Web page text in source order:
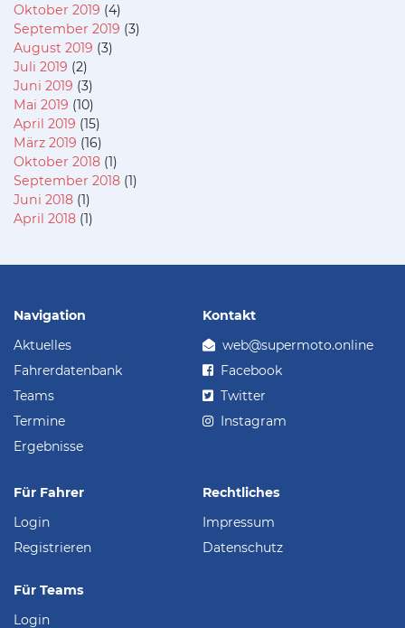
Oktober 2019 (4)
September 2019 (3)
August 2019 (3)
Juli 2019 (2)
Juni 2019 (3)
Mai 2019 (10)
April 2019 (15)
März 2019 (16)
Oktober 2018 (1)
September 2018 (1)
Juni 2018 (1)
April 2018 (1)
Navigation
Aktuelles
Fahrerdatenbank
Teams
Termine
Ergebnisse
Kontakt
web@supermoto.online
Facebook
Twitter
Instagram
Für Fahrer
Login
Registrieren
Für Teams
Login
Rechtliches
Impressum
Datenschutz